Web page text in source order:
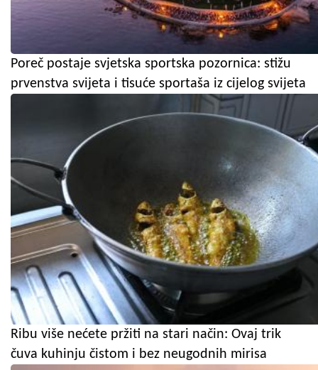
Poreč postaje svjetska sportska pozornica: stižu
prvenstva svijeta i tisuće sportaša iz cijelog svijeta
Ribu više nećete pržiti na stari način: Ovaj trik
čuva kuhinju čistom i bez neugodnih mirisa